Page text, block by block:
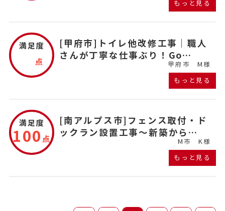
もっと見る
満足度
点
[甲府市]トイレ他改修工事｜職人
さんが丁寧な仕事ぶり！Go…
甲府市 M様
もっと見る
満足度
100点
[南アルプス市]フェンス取付・ド
ックラン設置工事～新築から…
M市 K様
もっと見る